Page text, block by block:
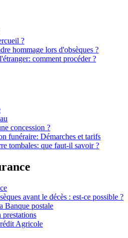
?
hommage lors d'obsèques ?
comment procéder ?
concession ?
funéraire: Démarches et tarifs
tombales: que faut-il savoir ?
avant le décès : est-ce possible ?
Banque postale
prestations
Agricole